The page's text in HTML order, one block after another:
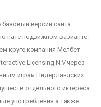
версии сайта
нате подвижном варианте.
круге компания Мелбет
Licensing N.V через
играм Нидерландских
отдельного интереса
употребления а также